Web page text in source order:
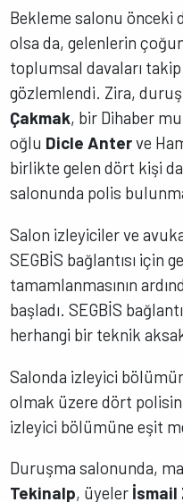
Bekleme salonu önceki
olsa da, gelenlerin
toplumsal davaları
gözlemlendi. Zira,
Çakmak, bir Dihaber
oğlu Dicle Anterve
birlikte gelen dört kişi
salonunda polis
Salon izleyiciler ve
SEGBİS bağlantısı için
tamamlanmasının
başladı. SEGBİS
herhangi bir teknik
Salonda izleyici
olmak üzere dört
izleyici bölümüne eşit
Duruşma salonunda,
Tekinalp, üyeler İsmail